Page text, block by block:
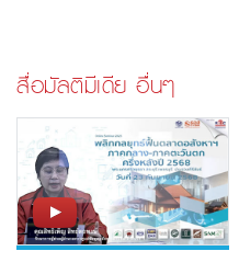
สื่อมัลติมีเดีย อื่นๆ